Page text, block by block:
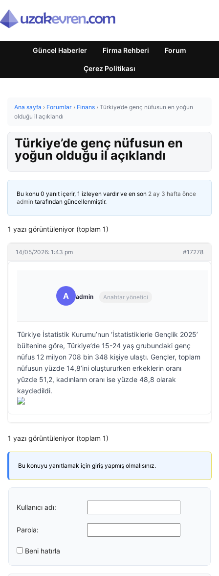
Güncel Haberler Firma Rehberi Forum
Çerez Politikası
Ana sayfa › Forumlar › Finans › Türkiye’de genç nüfusun en yoğun
olduğu il açıklandı
Türkiye’de genç nüfusun en
yoğun olduğu il açıklandı
Bu konu 0 yanıt içerir, 1 izleyen vardır ve en son 2 ay 3 hafta önce
admin tarafından güncellenmiştir.
1 yazı görüntüleniyor (toplam 1)
14/05/2026: 1:43 pm #17278
A admin Anahtar yönetici
Türkiye İstatistik Kurumu’nun ‘İstatistiklerle Gençlik 2025’
bültenine göre, Türkiye’de 15-24 yaş grubundaki genç
nüfus 12 milyon 708 bin 348 kişiye ulaştı. Gençler, toplam
nüfusun yüzde 14,8’ini oluştururken erkeklerin oranı
yüzde 51,2, kadınların oranı ise yüzde 48,8 olarak
kaydedildi.
1 yazı görüntüleniyor (toplam 1)
Bu konuyu yanıtlamak için giriş yapmış olmalısınız.
Kullanıcı adı:
Parola:
Beni hatırla